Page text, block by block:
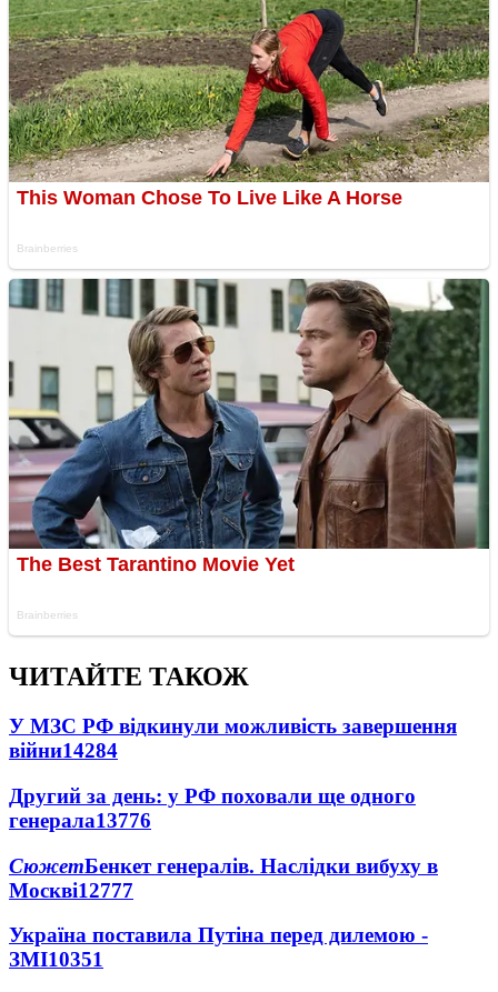
ЧИТАЙТЕ ТАКОЖ
У МЗС РФ відкинули можливість завершення
війни14284
Другий за день: у РФ поховали ще одного
генерала13776
СюжетБенкет генералів. Наслідки вибуху в
Москві12777
Україна поставила Путіна перед дилемою -
ЗМІ10351